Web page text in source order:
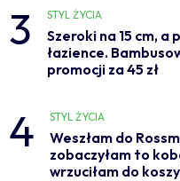
3 STYL ŻYCIA
Szeroki na 15 cm,
łazience.
promocji za 45 zł
4 STYL ŻYCIA
Weszłam do
zobaczyłam to
wrzuciłam do